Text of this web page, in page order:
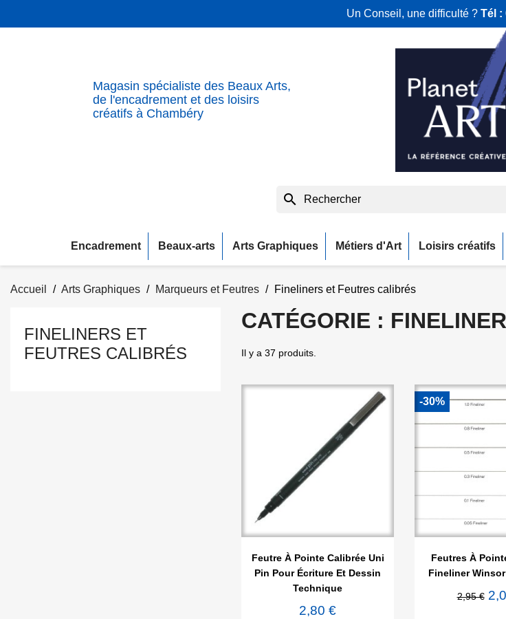
Un Conseil, une difficulté ? Tél :
Magasin spécialiste des Beaux Arts,
de l'encadrement et des loisirs
créatifs à Chambéry
search
Encadrement Beaux-arts Arts Graphiques Métiers d'Art Loisirs créatifs
Accueil Arts Graphiques Marqueurs et Feutres Fineliners et Feutres calibrés
FINELINERS ET
FEUTRES CALIBRÉS
CATÉGORIE :
Il y a 37 produits.
 Aperçu rapide
Feutre À Pointe Calibrée Uni
Pin Pour Écriture Et Dessin
Technique
2,80 €
 Aperçu
Feutres À
Fineliner
2,95 €
-30%